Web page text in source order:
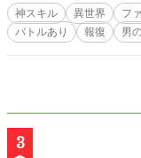
よって暗
と疑念、
として逮
嫌なり
ハンテ
話～三
・大陸
神スキル 異世界 フ
バトルあり
報復 男
3